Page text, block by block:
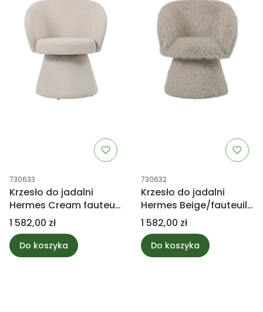
Kod produktu
730633
Krzesło do jadalni
Hermes Cream fauteuil
Eden 3 PTMD Collection
Cena
1 582,00 zł
Do koszyka
Kod produktu
730632
Krzesło do jadalni
Hermes Beige/fauteuil
hair PTMD Collection
Cena
1 582,00 zł
Do koszyka